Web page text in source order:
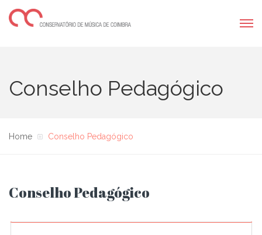
Conselho Pedagógico
Home Conselho Pedagógico
Conselho Pedagógico